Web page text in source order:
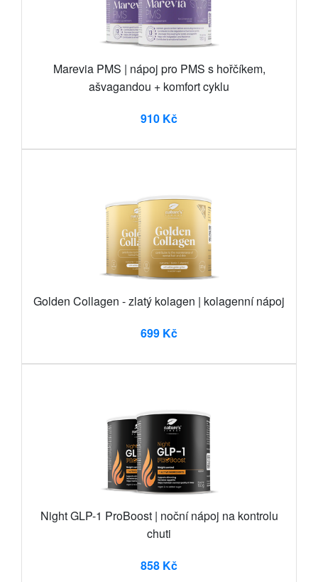
Marevia PMS | nápoj pro PMS s hořčíkem,
ašvagandou + komfort cyklu
910 Kč
Golden Collagen - zlatý kolagen | kolagenní nápoj
699 Kč
Night GLP-1 ProBoost | noční nápoj na kontrolu
chuti
858 Kč